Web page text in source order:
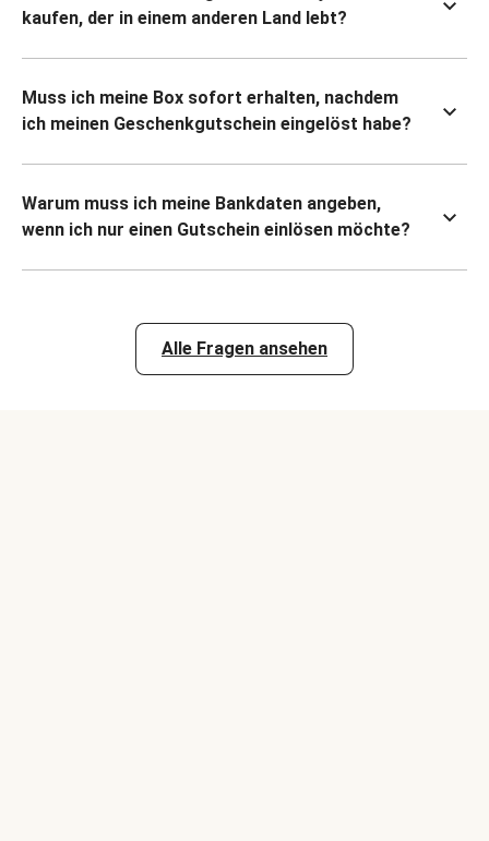
kaufen, der in einem anderen Land lebt?
Muss ich meine Box sofort erhalten, nachdem
ich meinen Geschenkgutschein eingelöst habe?
Warum muss ich meine Bankdaten angeben,
wenn ich nur einen Gutschein einlösen möchte?
Alle Fragen ansehen